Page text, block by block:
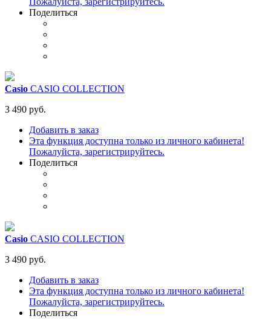
Поделиться
Casio CASIO COLLECTION
3 490 руб.
Добавить в заказ
Эта функция доступна только из личного кабинета!
Пожалуйста, зарегистрируйтесь.
Поделиться
Casio CASIO COLLECTION
3 490 руб.
Добавить в заказ
Эта функция доступна только из личного кабинета!
Пожалуйста, зарегистрируйтесь.
Поделиться